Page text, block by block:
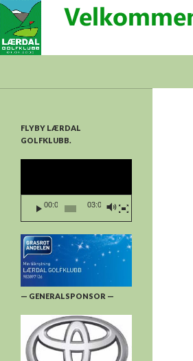
FLYBY LÆRDAL
GOLFKLUBB.
00:00 03:03
— GENERALSPONSOR —